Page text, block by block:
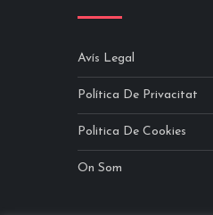
Avís Legal
Política De Privacitat
Politica De Cookies
On Som